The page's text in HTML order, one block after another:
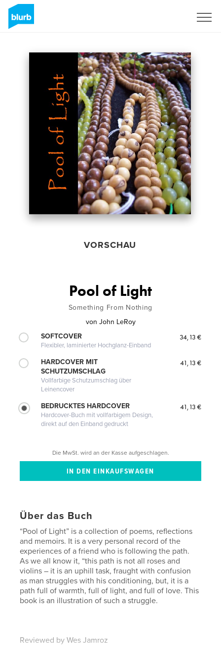
VORSCHAU
Pool of Light
Something From Nothing
von John LeRoy
SOFTCOVER
Flexibler, laminierter Hochglanz-Einband
34,13 €
HARDCOVER MIT
SCHUTZUMSCHLAG
Vollfarbige Schutzumschlag über
Leinencover
41,13 €
BEDRUCKTES HARDCOVER
Hardcover-Buch mit vollfarbigem Design,
direkt auf den Einband gedruckt
41,13 €
Die MwSt. wird an der Kasse aufgeschlagen.
Über das Buch
“Pool of Light” is a collection of poems, reflections
and memoirs. It is a very personal record of the
experiences of a friend who is following the path.
As we all know it, “this path is not all roses and
violins – it is an uphill task, fraught with confusion
as man struggles with his conditioning, but, it is a
path full of warmth, full of light, and full of love. This
book is an illustration of such a struggle.
Reviewed by Wes Jamroz